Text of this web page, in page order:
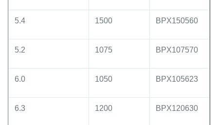
BPX150560
1500
5.4
BPX107570
1075
5.2
BPX105623
1050
6.0
BPX120630
1200
6.3